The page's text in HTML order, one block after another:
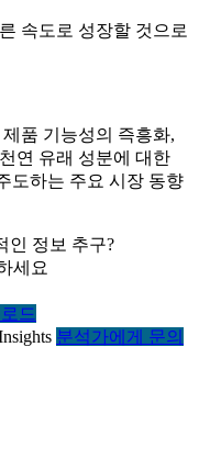
속도로 성장할 것으로
품 기능성의 즉흥화,
연 유래 성분에 대한
도하는 주요 시장 동향
인 정보 추구?
세요
드
분석가에게 문의